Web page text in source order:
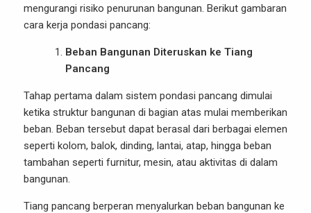
mengurangi risiko penurunan bangunan. Berikut gambaran
cara kerja pondasi pancang:
Beban Bangunan Diteruskan ke Tiang
Pancang
Tahap pertama dalam sistem pondasi pancang dimulai
ketika struktur bangunan di bagian atas mulai memberikan
beban. Beban tersebut dapat berasal dari berbagai elemen
seperti kolom, balok, dinding, lantai, atap, hingga beban
tambahan seperti furnitur, mesin, atau aktivitas di dalam
bangunan.
Tiang pancang berperan menyalurkan beban bangunan ke